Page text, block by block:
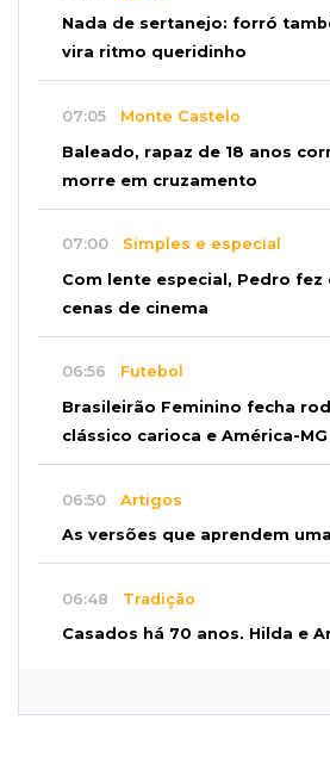
Nada de sertanejo: forró
vira ritmo queridinho
07:05 Monte Castelo
Baleado, rapaz de 18 anos
morre em cruzamento
07:00 Simples e especial
Com lente especial, Pedro
cenas de cinema
06:56 Futebol
Brasileirão Feminino fecha
clássico carioca e América-
06:50 Artigos
As versões que aprendem
06:48 Tradição
Casados há 70 anos, Hilda e